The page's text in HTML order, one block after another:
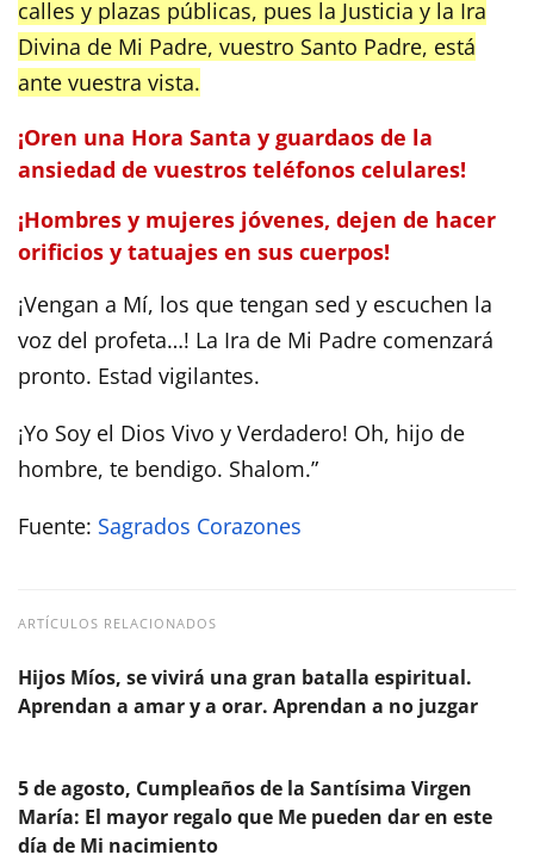
calles y plazas públicas, pues la Justicia y la Ira
Divina de Mi Padre, vuestro Santo Padre, está
ante vuestra vista.
¡Oren una Hora Santa y guardaos de la
ansiedad de vuestros teléfonos celulares!
¡Hombres y mujeres jóvenes, dejen de hacer
orificios y tatuajes en sus cuerpos!
¡Vengan a Mí, los que tengan sed y escuchen la
voz del profeta…! La Ira de Mi Padre comenzará
pronto. Estad vigilantes.
¡Yo Soy el Dios Vivo y Verdadero! Oh, hijo de
hombre, te bendigo. Shalom.”
Fuente: Sagrados Corazones
ARTÍCULOS RELACIONADOS
Hijos Míos, se vivirá una gran batalla espiritual.
Aprendan a amar y a orar. Aprendan a no juzgar
5 de agosto, Cumpleaños de la Santísima Virgen
María: El mayor regalo que Me pueden dar en este
día de Mi nacimiento